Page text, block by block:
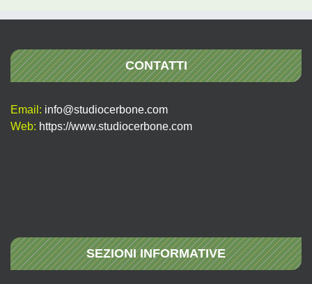
CONTATTI
Email: info@studiocerbone.com
Web: https://www.studiocerbone.com
SEZIONI INFORMATIVE